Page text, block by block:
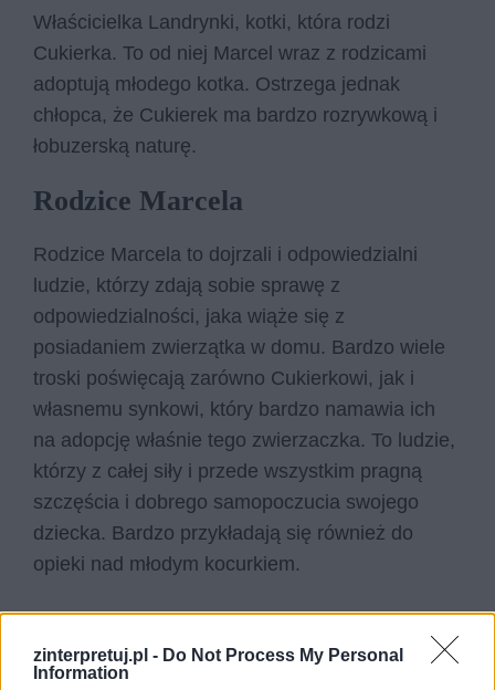
zinterpretuj.pl - Do Not Process My Personal
Information
Właścicielka Landrynki, kotki, która rodzi
Cukierka. To od niej Marcel wraz z rodzicami
adoptują młodego kotka. Ostrzega jednak
chłopca, że Cukierek ma bardzo rozrywkową i
łobuzerską naturę.
Rodzice Marcela
Rodzice Marcela to dojrzali i odpowiedzialni
ludzie, którzy zdają sobie sprawę z
odpowiedzialności, jaka wiąże się z
posiadaniem zwierzątka w domu. Bardzo wiele
troski poświęcają zarówno Cukierkowi, jak i
własnemu synkowi, który bardzo namawia ich
na adopcję właśnie tego zwierzaczka. To ludzie,
którzy z całej siły i przede wszystkim pragną
szczęścia i dobrego samopoczucia swojego
dziecka. Bardzo przykładają się również do
opieki nad młodym kocurkiem.